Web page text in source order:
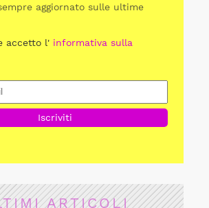
aggiornato sulle ultime
accetto l' informativa sulla
ARTICOLI